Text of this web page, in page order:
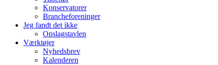
Konservatorer
Brancheforeninger
Jeg fandt det ikke
Opslagstavlen
Værktøjer
Nyhedsbrev
Kalenderen